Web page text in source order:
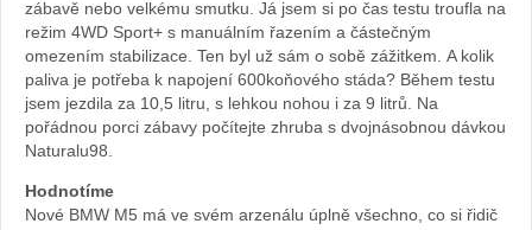
BMW
zábavě nebo velkému smutku. Já jsem si po čas testu troufla na
režim 4WD Sport+ s manuálním řazením a částečným
omezením stabilizace. Ten byl už sám o sobě zážitkem. A kolik
paliva je potřeba k napojení 600koňového stáda? Během testu
jsem jezdila za 10,5 litru, s lehkou nohou i za 9 litrů. Na
pořádnou porci zábavy počítejte zhruba s dvojnásobnou dávkou
Naturalu98.
Hodnotíme
Nové BMW M5 má ve svém arzenálu úplně všechno, co si řidič